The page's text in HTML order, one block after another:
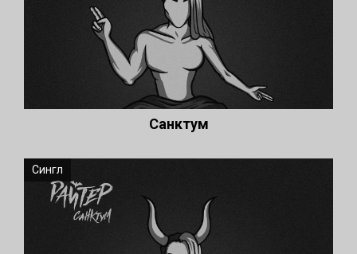
Санктум
Сингл